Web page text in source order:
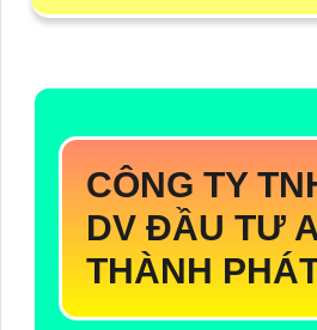
CÔNG TY
DV ĐẦU TƯ
THÀNH